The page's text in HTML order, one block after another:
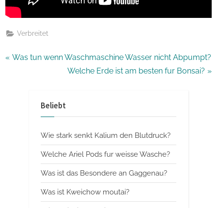
Verbreitet
Beitragsnavigation
P
Was tun wenn Waschmaschine Wasser nicht Abpumpt?
N
o
s
t
Welche Erde ist am besten fur Bonsai?
Beliebt
Wie stark senkt Kalium den Blutdruck?
Welche Ariel Pods fur weisse Wasche?
Was ist das Besondere an Gaggenau?
Was ist Kweichow moutai?